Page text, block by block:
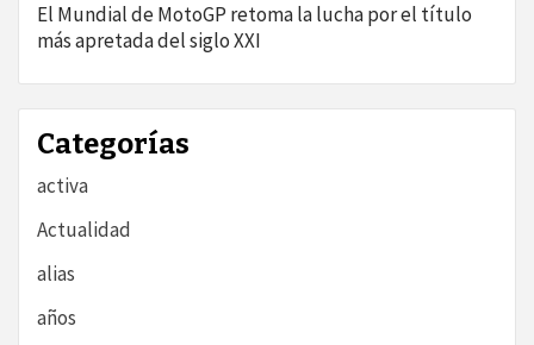
El Mundial de MotoGP retoma la lucha por el título
más apretada del siglo XXI
Categorías
activa
Actualidad
alias
años